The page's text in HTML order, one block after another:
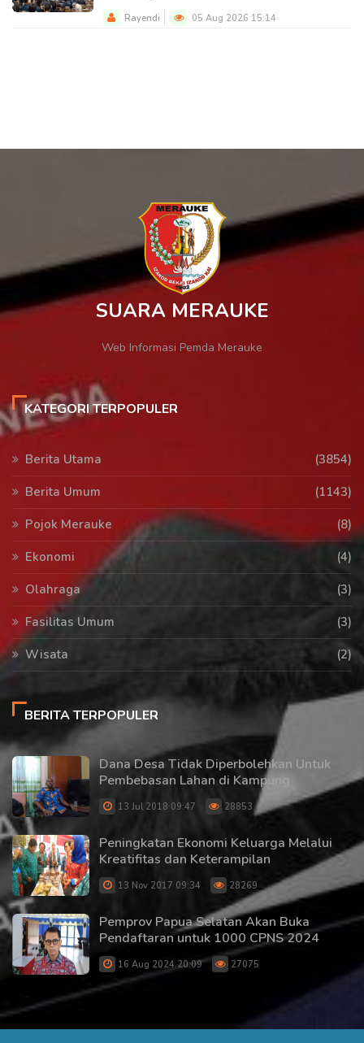
Rayendi 05 Aug 2026 15:14
SUARA MERAUKE
Web Informasi Pemda Merauke
KATEGORI TERPOPULER
Berita Utama
(3854)
Berita Umum
(1143)
Pojok Merauke
(8)
Ekonomi
(4)
Olahraga
(3)
Fasilitas Umum
(3)
Wisata
(2)
BERITA TERPOPULER
Dana Desa Tidak Diperbolehkan Untuk
Pembebasan Lahan di Kampung
13 Jul 2018 09:47 28853
Peningkatan Ekonomi Keluarga Melalui
Kreatifitas dan Keterampilan
13 Nov 2017 09:34 28269
Pemprov Papua Selatan Akan Buka
Pendaftaran untuk 1000 CPNS 2024
16 Aug 2024 20:09 27075